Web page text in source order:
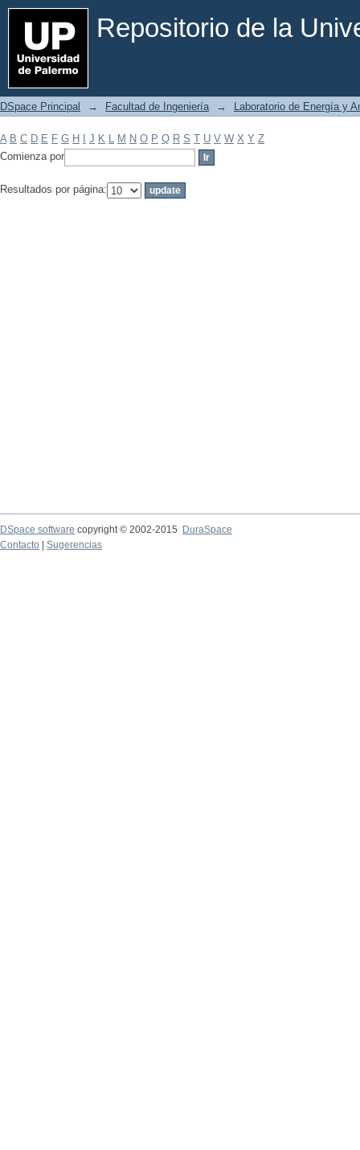
Repositorio de la
Filtrar por: Materia
DSpace Principal → Facultad de Ingeniería → Laboratorio de Energía y
A B C D E F G H J K L M N O P Q R S T U V W X Y Z
Comienza por
Resultados por página:
DSpace software copyright © 2002-2015
DuraSpace
Contacto
Sugerencias